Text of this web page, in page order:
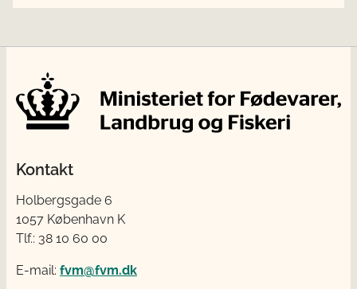
Kontakt
Holbergsgade 6
1057 København K
Tlf.: 38 10 60 00
E-mail: fvm@fvm.dk